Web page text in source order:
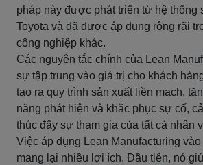
pháp này được phát triển từ hệ thống
Toyota và đã được áp dụng rộng rãi
công nghiệp khác.
Các nguyên tắc chính của Lean
sự tập trung vào giá trị cho khách
tạo ra quy trình sản xuất liền mạch,
năng phát hiện và khắc phục sự cố,
thúc đẩy sự tham gia của tất cả nhân
Việc áp dụng Lean Manufacturing
mang lại nhiều lợi ích. Đầu tiên, nó